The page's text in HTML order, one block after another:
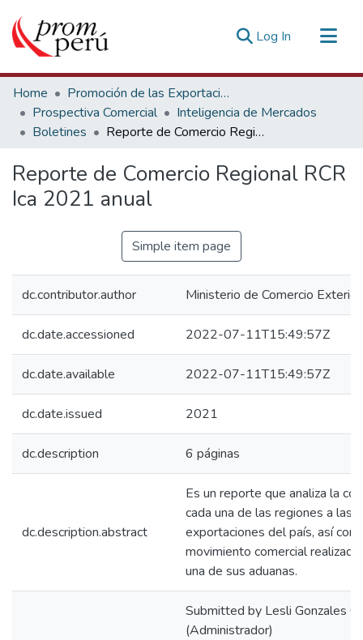
Log In (current)
Communities & Collections
All of DSpace
Statistics
Home
Promoción de las Exportaciones
Prospectiva Comercial
Inteligencia de Mercados
Boletines
Reporte de Comercio Regional RCR Ica 2021 anual
Reporte de Comercio Regional RCR
Ica 2021 anual
Simple item page
dc.contributor.author Ministerio de Comercio
dc.date.accessioned 2022-07-11T15:49:57Z
dc.date.available 2022-07-11T15:49:57Z
dc.date.issued 2021
dc.description 6 páginas
dc.description.abstract
Es un reporte que analiza la
cada una de las regiones a las
exportaciones del país, así
movimiento comercial
una de sus aduanas.
Submitted by Lesli Gonzales
(Administrador)